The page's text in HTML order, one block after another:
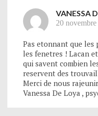
VANESSA
20
Pas etonnant que les
les fenetres ! Lacan
qui savent combien
reservent des
Merci de nous
Vanessa De Loya ,